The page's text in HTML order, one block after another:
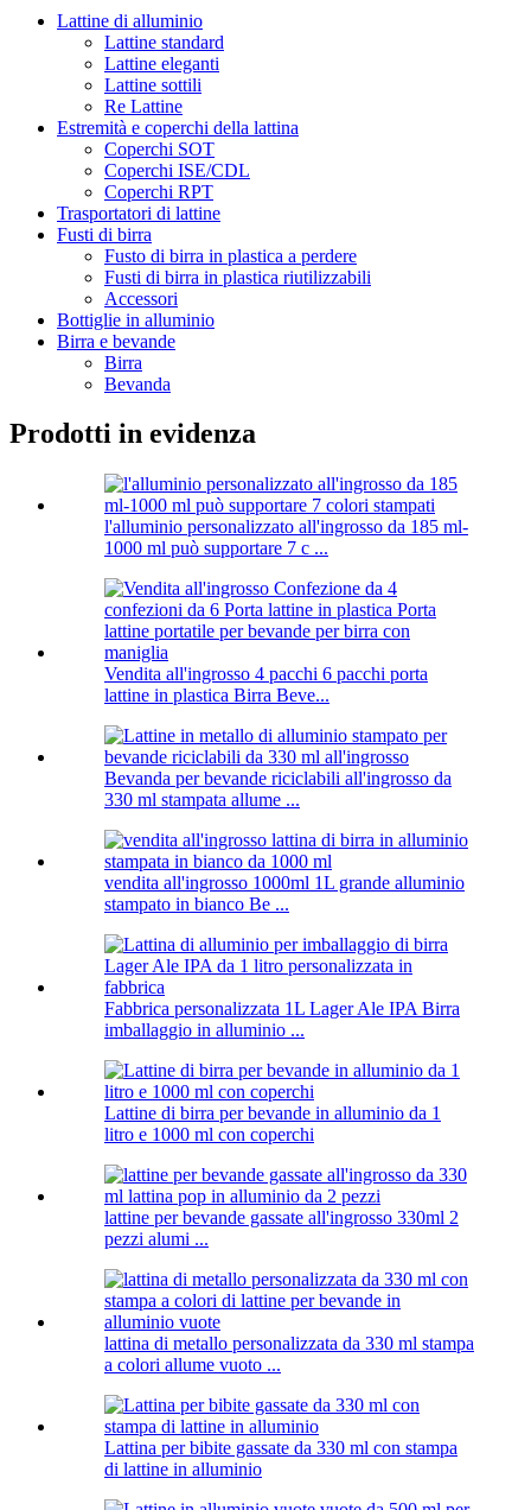
Lattine di alluminio
Lattine standard
Lattine eleganti
Lattine sottili
Re Lattine
Estremità e coperchi della lattina
Coperchi SOT
Coperchi ISE/CDL
Coperchi RPT
Trasportatori di lattine
Fusti di birra
Fusto di birra in plastica a perdere
Fusti di birra in plastica riutilizzabili
Accessori
Bottiglie in alluminio
Birra e bevande
Birra
Bevanda
Prodotti in evidenza
l'alluminio personalizzato all'ingrosso da 185 ml-
1000 ml può supportare 7 c ...
Vendita all'ingrosso 4 pacchi 6 pacchi porta
lattine in plastica Birra Beve...
Bevanda per bevande riciclabili all'ingrosso da
330 ml stampata allume ...
vendita all'ingrosso 1000ml 1L grande alluminio
stampato in bianco Be ...
Fabbrica personalizzata 1L Lager Ale IPA Birra
imballaggio in alluminio ...
Lattine di birra per bevande in alluminio da 1
litro e 1000 ml con coperchi
lattine per bevande gassate all'ingrosso 330ml 2
pezzi alumi ...
lattina di metallo personalizzata da 330 ml stampa
a colori allume vuoto ...
Lattina per bibite gassate da 330 ml con stampa
di lattine in alluminio